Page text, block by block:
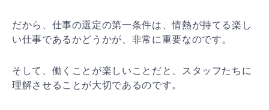
だから、仕事の選定の第一条件は、情熱が持てる楽し
い仕事であるかどうかが、非常に重要なのです。
そして、働くことが楽しいことだと、スタッフたちに
理解させることが大切であるのです。